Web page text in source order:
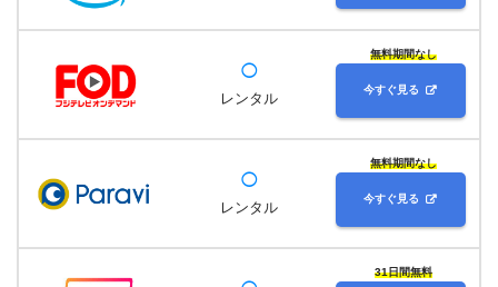
◯
レンタル
無料期間なし
今すぐ見る
◯
レンタル
無料期間なし
今すぐ見る
31日間無料